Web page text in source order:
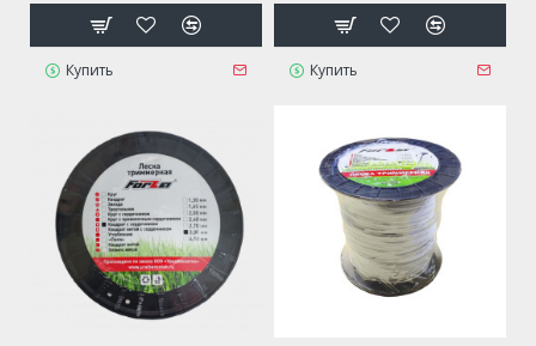
Купить Купить